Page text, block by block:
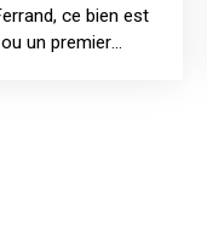
ce bien est
un premier